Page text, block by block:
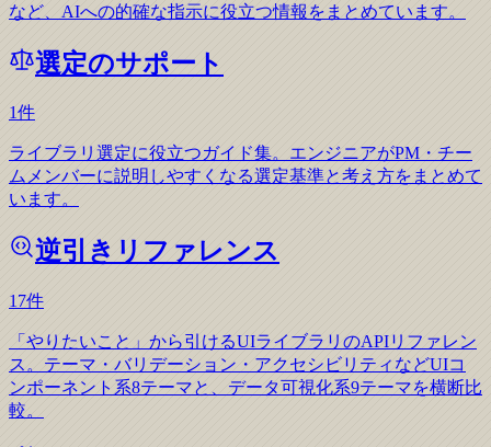
など、AIへの的確な指示に役立つ情報をまとめています。
選定のサポート
1件
ライブラリ選定に役立つガイド集。エンジニアがPM・チー
ムメンバーに説明しやすくなる選定基準と考え方をまとめて
います。
逆引きリファレンス
17件
「やりたいこと」から引けるUIライブラリのAPIリファレン
ス。テーマ・バリデーション・アクセシビリティなどUIコ
ンポーネント系8テーマと、データ可視化系9テーマを横断比
較。